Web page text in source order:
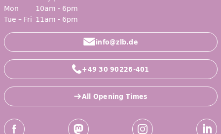
Mon
10am - 6pm
Tue – Fri 11am - 6pm
info@zlb.de
+49 30 90226-401
All Opening Times
Social Media